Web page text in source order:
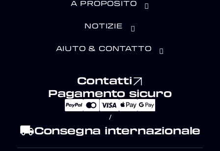
A PROPOSITO
NOTIZIE
AIUTO & CONTATTO
Contatti
Pagamento sicuro
/
local_shippingConsegna internazionale